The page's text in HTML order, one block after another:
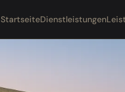
StartseiteDienstleistungen